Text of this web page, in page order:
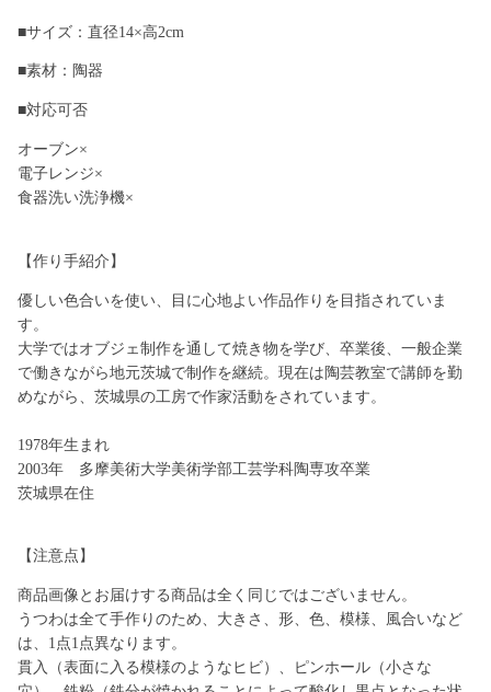
■サイズ：直径14×高2cm
■素材：陶器
■対応可否
オーブン×
電子レンジ×
食器洗い洗浄機×
【作り手紹介】
優しい色合いを使い、目に心地よい作品作りを目指されていま
す。
大学ではオブジェ制作を通して焼き物を学び、卒業後、一般企業
で働きながら地元茨城で制作を継続。現在は陶芸教室で講師を勤
めながら、茨城県の工房で作家活動をされています。
1978年生まれ
2003年 多摩美術大学美術学部工芸学科陶専攻卒業
茨城県在住
【注意点】
商品画像とお届けする商品は全く同じではございません。
うつわは全て手作りのため、大きさ、形、色、模様、風合いなど
は、1点1点異なります。
貫入（表面に入る模様のようなヒビ）、ピンホール（小さな